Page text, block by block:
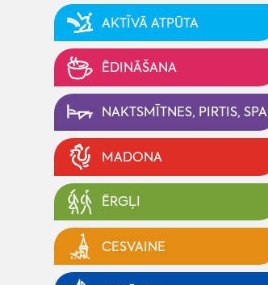
AKTĪVĀ ATPŪTA
ĒDINĀŠANA
NAKTSMĪTNES, PIRTIS, SPA
MADONA
ĒRGĻI
CESVAINE